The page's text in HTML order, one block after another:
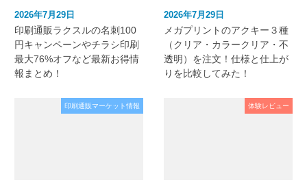
2026年7月29日
印刷通販ラクスルの名刺100
円キャンペーンやチラシ印刷
最大76%オフなど最新お得情
報まとめ！
2026年7月29日
メガプリントのアクキー３種
（クリア・カラークリア・不
透明）を注文！仕様と仕上が
りを比較してみた！
印刷通販マーケット情報 体験レビュー